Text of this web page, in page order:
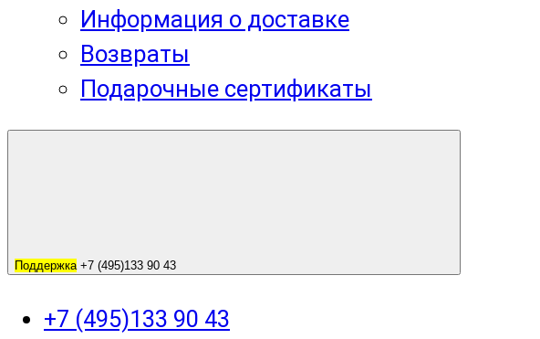
Информация о доставке
Возвраты
Подарочные сертификаты
Поддержка +7 (495)133 90 43
+7 (495)133 90 43